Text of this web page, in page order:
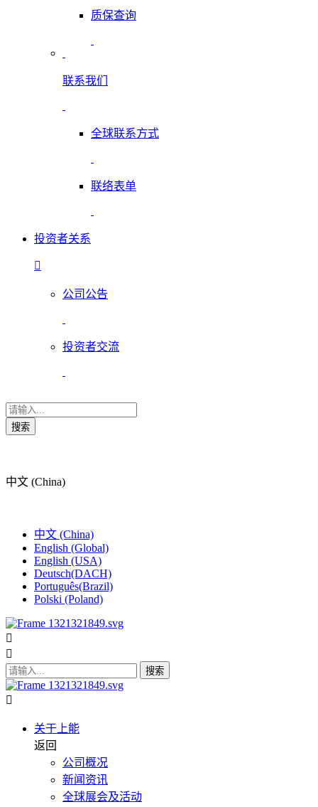
质保查询
联系我们
全球联系方式
联络表单
投资者关系
公司公告
投资者交流
搜索
中文 (China)
中文 (China)
English (Global)
English (USA)
Deutsch(DACH)
Português(Brazil)
Polski (Poland)
搜索
关于上能
返回
公司概况
新闻资讯
全球展会及活动